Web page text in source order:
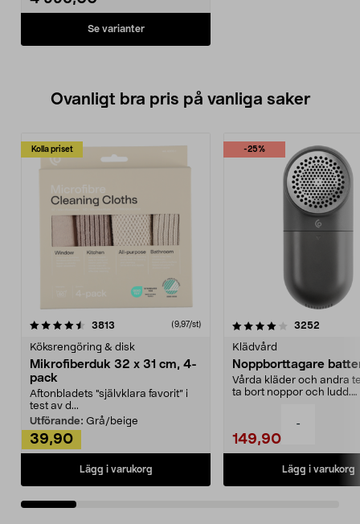
-
• Använder mobiltelefonnätet,
idealiskt för fritidshuset.
Se varianter
Ovanligt bra pris på vanliga saker
Kolla priset
3813 (9,97/st)
Köksrengöring & disk
Mikrofiberduk 32 x 31 cm, 4-
pack
Aftonbladets "självklara favorit” i
test av d...
Utförande: Grå/beige
39,90
Lägg i varukorg
-25%
4.0av 5 stjärnor 3252
Klädvård
Noppborttagare
Vårda kläder och andra
ta bort noppor och ludd.
149,90
Lägg i varukorg
4.5av 5 stjärnor